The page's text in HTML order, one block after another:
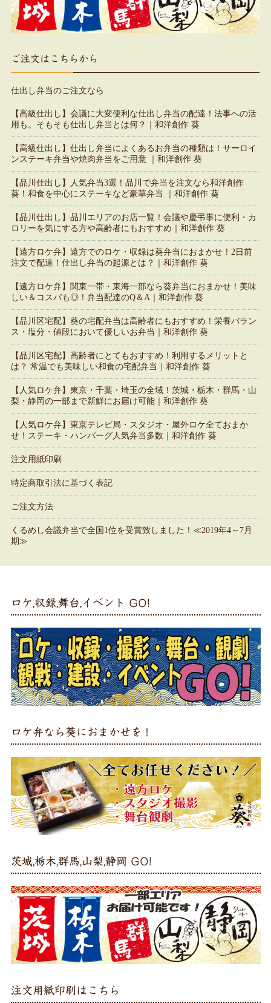
ご注文はこちらから
仕出し弁当のご注文なら
【高級仕出し】会議に大変便利な仕出し弁当の配達！法事への活
用も。そもそも仕出し弁当とは何？｜和洋創作 葵
【高級仕出し】仕出し弁当によくあるお弁当の種類は！サーロイ
ンステーキ弁当や焼肉弁当をご用意 ｜和洋創作 葵
【品川仕出し】人気弁当3選！品川で弁当を注文なら和洋創作
葵！和食を中心にステーキなど豪華弁当 ｜和洋創作 葵
【品川仕出し】品川エリアのお店一覧！会議や慶弔事に便利・カ
ロリーを気にする方や高齢者にもおすすめ｜和洋創作 葵
【遠方ロケ弁】遠方でのロケ・収録は葵弁当におまかせ！2日前
注文で配達！仕出し弁当の起源とは？｜和洋創作 葵
【遠方ロケ弁】関東一帯・東海一部なら葵弁当におまかせ！美味
しい＆コスパも◎！弁当配達のQ＆A｜和洋創作 葵
【品川区宅配】葵の宅配弁当は高齢者にもおすすめ！栄養バラン
ス・塩分・値段において優しいお弁当｜和洋創作 葵
【品川区宅配】高齢者にとてもおすすめ！利用するメリットと
は？ 常温でも美味しい和食の宅配弁当｜和洋創作 葵
【人気ロケ弁】東京・千葉・埼玉の全域！茨城・栃木・群馬・山
梨・静岡の一部まで新鮮にお届け可能｜和洋創作 葵
【人気ロケ弁】東京テレビ局・スタジオ・屋外ロケ全ておまか
せ！ステーキ・ハンバーグ人気弁当多数｜和洋創作 葵
注文用紙印刷
特定商取引法に基づく表記
ご注文方法
くるめし会議弁当で全国1位を受賞致しました！≪2019年4～7月
期≫
ロケ,収録,舞台,イベント GO!
ロケ弁なら葵におまかせを！
茨城,栃木,群馬,山梨,静岡 GO!
注文用紙印刷はこちら